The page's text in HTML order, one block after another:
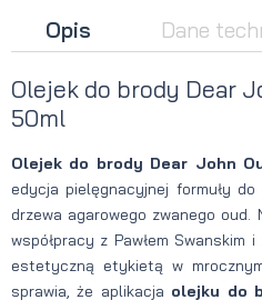
Opis Dane
Olejek do brody Dear
50ml
Olejek do brody Dear John
edycja pielęgnacyjnej formuły
drzewa agarowego zwanego oud.
współpracy z Pawłem Swanskim
estetyczną etykietą w
sprawia, że aplikacja olejku do